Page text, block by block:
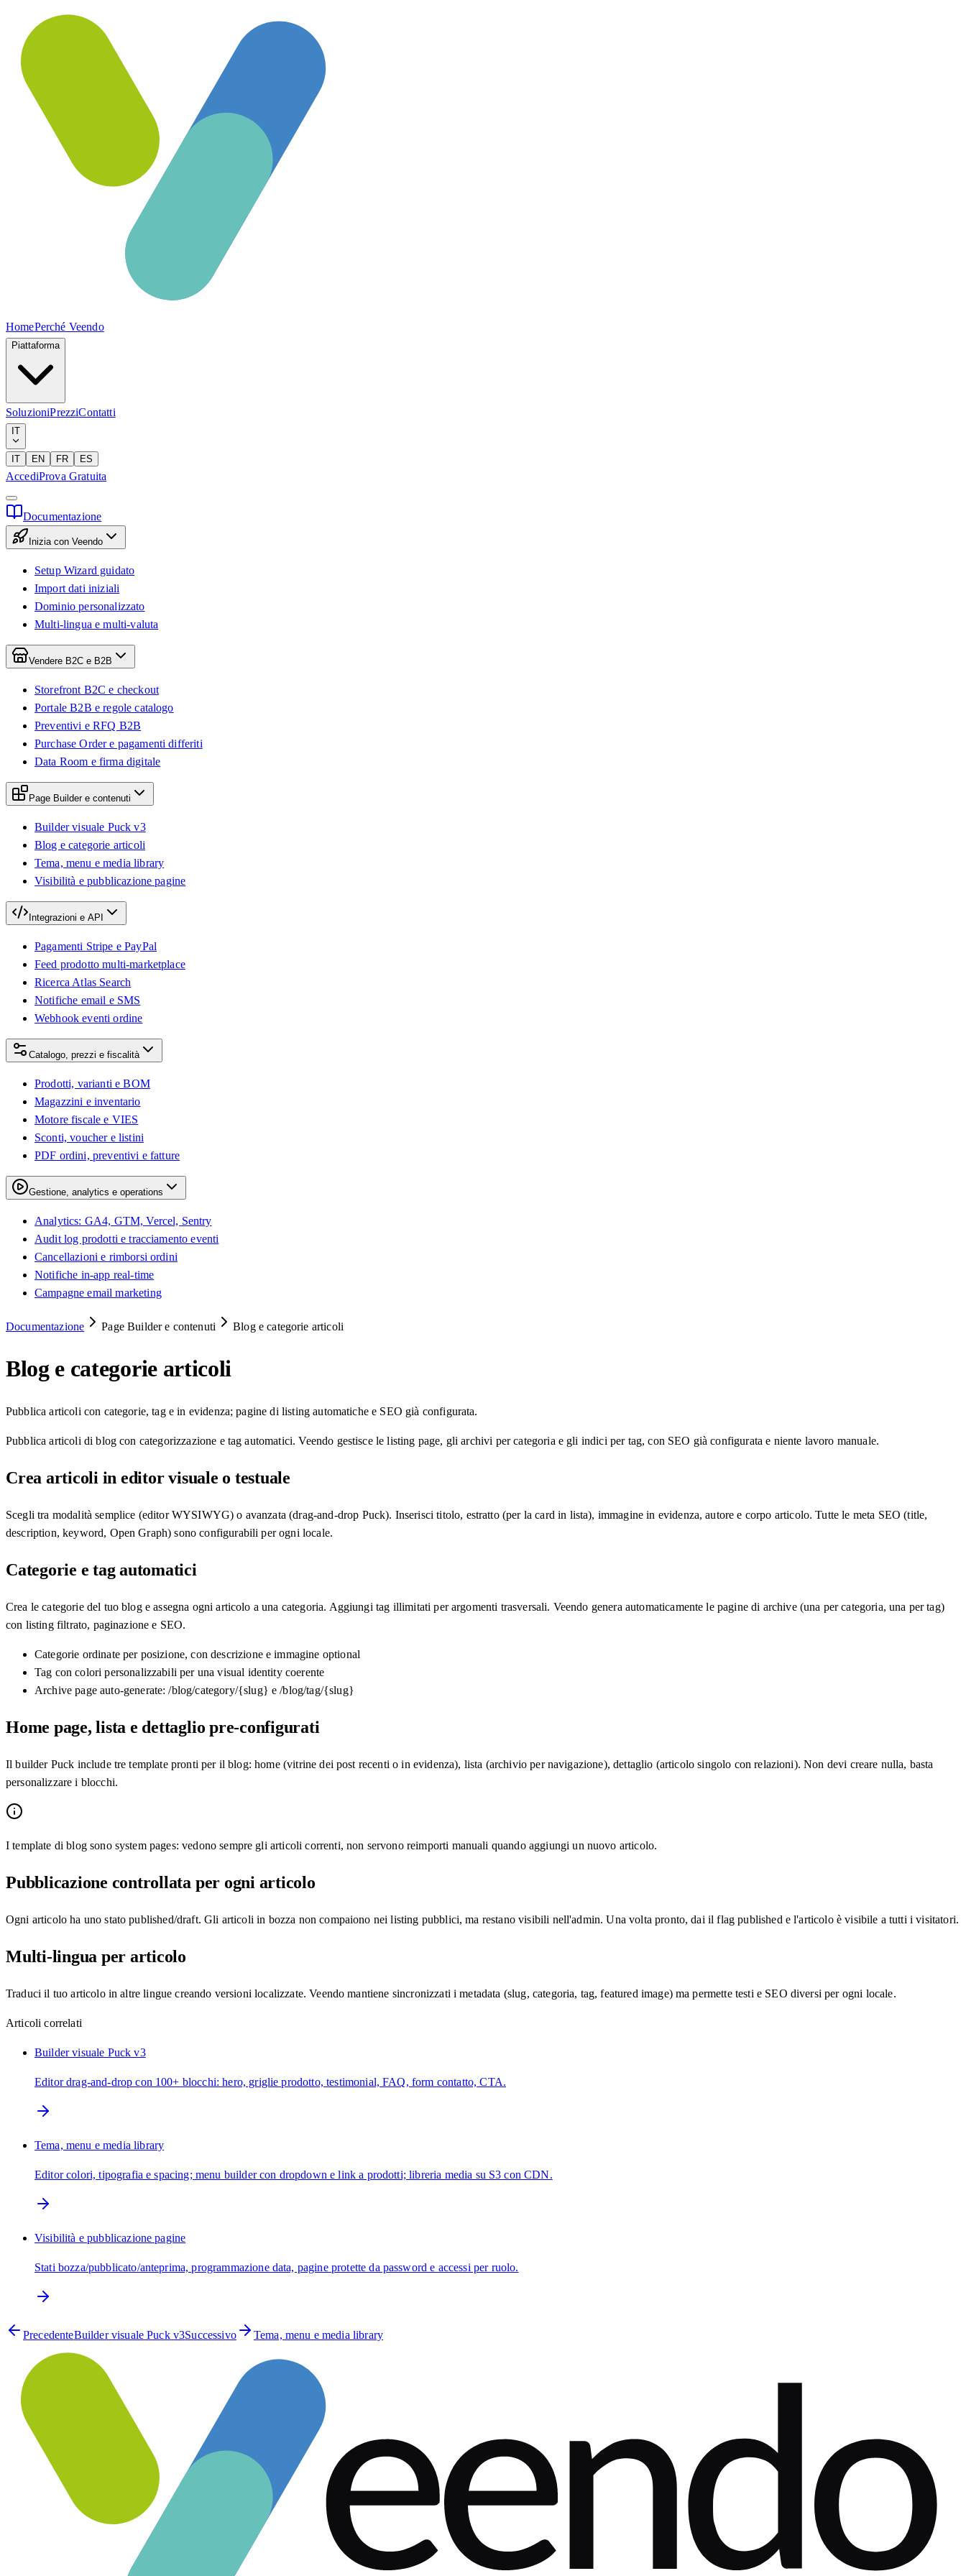
HomePerché Veendo
Piattaforma
SoluzioniPrezziContatti
IT
IT EN FR ES
AccediProva Gratuita
Documentazione
Inizia con Veendo
Setup Wizard guidato
Import dati iniziali
Dominio personalizzato
Multi-lingua e multi-valuta
Vendere B2C e B2B
Storefront B2C e checkout
Portale B2B e regole catalogo
Preventivi e RFQ B2B
Purchase Order e pagamenti differiti
Data Room e firma digitale
Page Builder e contenuti
Builder visuale Puck v3
Blog e categorie articoli
Tema, menu e media library
Visibilità e pubblicazione pagine
Integrazioni e API
Pagamenti Stripe e PayPal
Feed prodotto multi-marketplace
Ricerca Atlas Search
Notifiche email e SMS
Webhook eventi ordine
Catalogo, prezzi e fiscalità
Prodotti, varianti e BOM
Magazzini e inventario
Motore fiscale e VIES
Sconti, voucher e listini
PDF ordini, preventivi e fatture
Gestione, analytics e operations
Analytics: GA4, GTM, Vercel, Sentry
Audit log prodotti e tracciamento eventi
Cancellazioni e rimborsi ordini
Notifiche in-app real-time
Campagne email marketing
Documentazione Page Builder e contenuti Blog e categorie articoli
Blog e categorie articoli
Pubblica articoli con categorie, tag e in evidenza; pagine di listing automatiche e SEO già configurata.
Pubblica articoli di blog con categorizzazione e tag automatici. Veendo gestisce le listing page, gli archivi per categoria e gli indici per tag, con SEO già configurata e niente lavoro manuale.
Crea articoli in editor visuale o testuale
Scegli tra modalità semplice (editor WYSIWYG) o avanzata (drag-and-drop Puck). Inserisci titolo, estratto (per la card in lista), immagine in evidenza, autore e corpo articolo. Tutte le meta SEO (title,
description, keyword, Open Graph) sono configurabili per ogni locale.
Categorie e tag automatici
Crea le categorie del tuo blog e assegna ogni articolo a una categoria. Aggiungi tag illimitati per argomenti trasversali. Veendo genera automaticamente le pagine di archive (una per categoria, una per tag)
con listing filtrato, paginazione e SEO.
Categorie ordinate per posizione, con descrizione e immagine optional
Tag con colori personalizzabili per una visual identity coerente
Archive page auto-generate: /blog/category/{slug} e /blog/tag/{slug}
Home page, lista e dettaglio pre-configurati
Il builder Puck include tre template pronti per il blog: home (vitrine dei post recenti o in evidenza), lista (archivio per navigazione), dettaglio (articolo singolo con relazioni). Non devi creare nulla, basta
personalizzare i blocchi.
I template di blog sono system pages: vedono sempre gli articoli correnti, non servono reimporti manuali quando aggiungi un nuovo articolo.
Pubblicazione controllata per ogni articolo
Ogni articolo ha uno stato published/draft. Gli articoli in bozza non compaiono nei listing pubblici, ma restano visibili nell'admin. Una volta pronto, dai il flag published e l'articolo è visibile a tutti i visitatori.
Multi-lingua per articolo
Traduci il tuo articolo in altre lingue creando versioni localizzate. Veendo mantiene sincronizzati i metadata (slug, categoria, tag, featured image) ma permette testi e SEO diversi per ogni locale.
Articoli correlati
Builder visuale Puck v3
Editor drag-and-drop con 100+ blocchi: hero, griglie prodotto, testimonial, FAQ, form contatto, CTA.
Tema, menu e media library
Editor colori, tipografia e spacing; menu builder con dropdown e link a prodotti; libreria media su S3 con CDN.
Visibilità e pubblicazione pagine
Stati bozza/pubblicato/anteprima, programmazione data, pagine protette da password e accessi per ruolo.
PrecedenteBuilder visuale Puck v3Successivo Tema, menu e media library